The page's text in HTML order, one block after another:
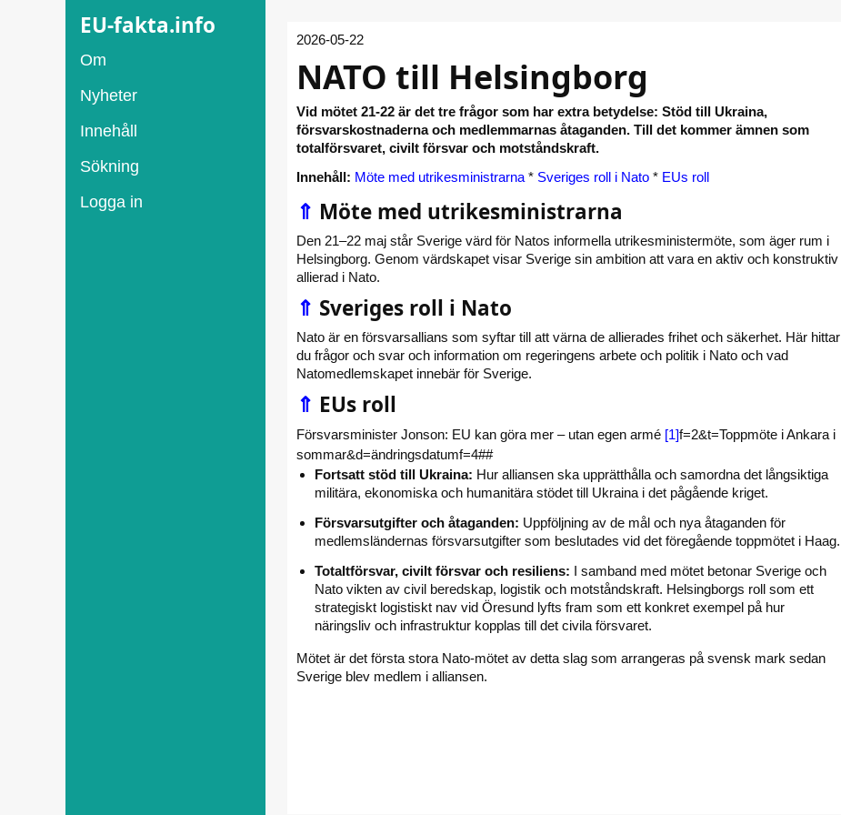
EU-fakta.info
Om
Nyheter
Innehåll
Sökning
Logga in
2026-05-22
NATO till Helsingborg
Vid mötet 21-22 är det tre frågor som har extra betydelse: Stöd till Ukraina,
försvarskostnaderna och medlemmarnas åtaganden. Till det kommer ämnen som
totalförsvaret, civilt försvar och motståndskraft.
Innehåll: Möte med utrikesministrarna * Sveriges roll i Nato * EUs roll
⇑ Möte med utrikesministrarna
Den 21–22 maj står Sverige värd för Natos informella utrikesministermöte, som äger rum i
Helsingborg. Genom värdskapet visar Sverige sin ambition att vara en aktiv och konstruktiv
allierad i Nato.
⇑ Sveriges roll i Nato
Nato är en försvarsallians som syftar till att värna de allierades frihet och säkerhet. Här hittar
du frågor och svar och information om regeringens arbete och politik i Nato och vad
Natomedlemskapet innebär för Sverige.
⇑ EUs roll
Försvarsminister Jonson: EU kan göra mer – utan egen armé [1]f=2&t=Toppmöte i Ankara i
sommar&d=ändringsdatumf=4##
Fortsatt stöd till Ukraina: Hur alliansen ska upprätthålla och samordna det långsiktiga
militära, ekonomiska och humanitära stödet till Ukraina i det pågående kriget.
Försvarsutgifter och åtaganden: Uppföljning av de mål och nya åtaganden för
medlemsländernas försvarsutgifter som beslutades vid det föregående toppmötet i Haag.
Totaltförsvar, civilt försvar och resiliens: I samband med mötet betonar Sverige och
Nato vikten av civil beredskap, logistik och motståndskraft. Helsingborgs roll som ett
strategiskt logistiskt nav vid Öresund lyfts fram som ett konkret exempel på hur
näringsliv och infrastruktur kopplas till det civila försvaret.
Mötet är det första stora Nato-mötet av detta slag som arrangeras på svensk mark sedan
Sverige blev medlem i alliansen.